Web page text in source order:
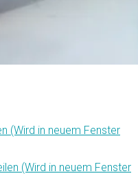
(Wird in neuem Fenster
(Wird in neuem Fenster